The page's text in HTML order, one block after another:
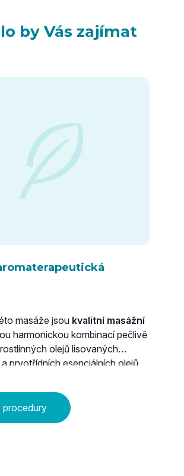
by Vás zajímat
masáže jsou kvalitní masážní
harmonickou kombinací pečlivě
olejů lisovaných
prvotřídních esenciálních olejů.
množství cenných
látek, vitamínů a minerálů
a dovedou je v maximální
tělu. Pronikají až
procedury